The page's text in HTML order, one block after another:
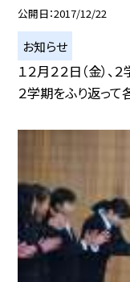
公開日 2017/12/22
お知らせ
１２月２２日（金）
２学期をふり返って